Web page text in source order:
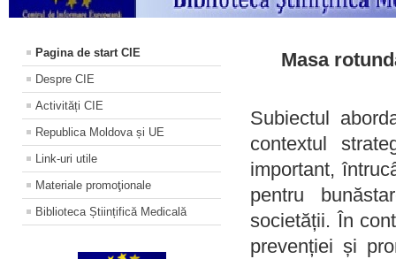
Pagina de start CIE
Despre CIE
Activități CIE
Republica Moldova și UE
Link-uri utile
Materiale promoţionale
Biblioteca Științifică Medicală
Masa
Subiectul
contextul
important,
pentru
societății. În
prevenției și